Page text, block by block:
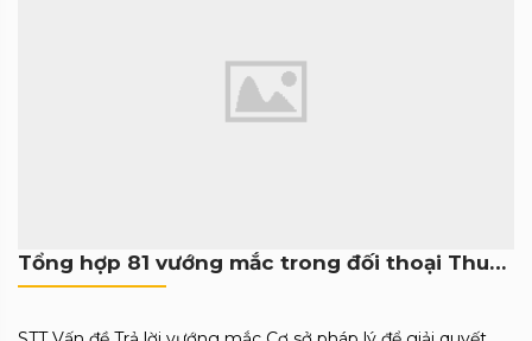
Tổng hợp 81 vướng mắc trong đối thoại Thuế – Doanh nghiệp